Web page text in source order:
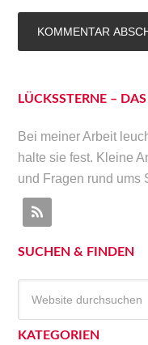
LÜCKSSTERNE –
Bei meiner Arbeit
halte sie fest. Kleine
und Fragen rund ums
SUCHEN & FINDEN
KATEGORIEN